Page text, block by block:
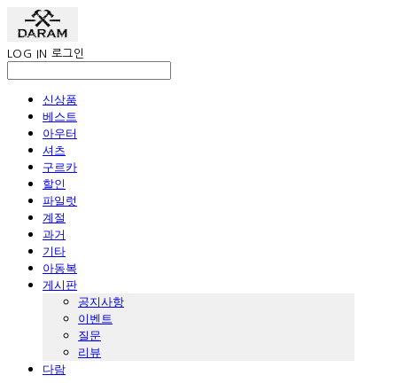
LOG IN 로그인
신상품
베스트
아우터
셔츠
구르카
할인
파일럿
계절
과거
기타
아동복
게시판
공지사항
이벤트
질문
리뷰
다람